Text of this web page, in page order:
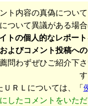
ト内容の真偽につい
ついて異議がある場合
トの個人的なレポー
よびコメント投稿へ
わずぜひご紹介下
す
ＲＬについては、「
たコメントをいた